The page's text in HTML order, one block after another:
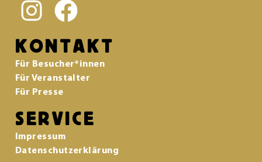
KONTAKT
Für Besucher*innen
Für Veranstalter
Für Presse
SERVICE
Impressum
Datenschutzerklärung